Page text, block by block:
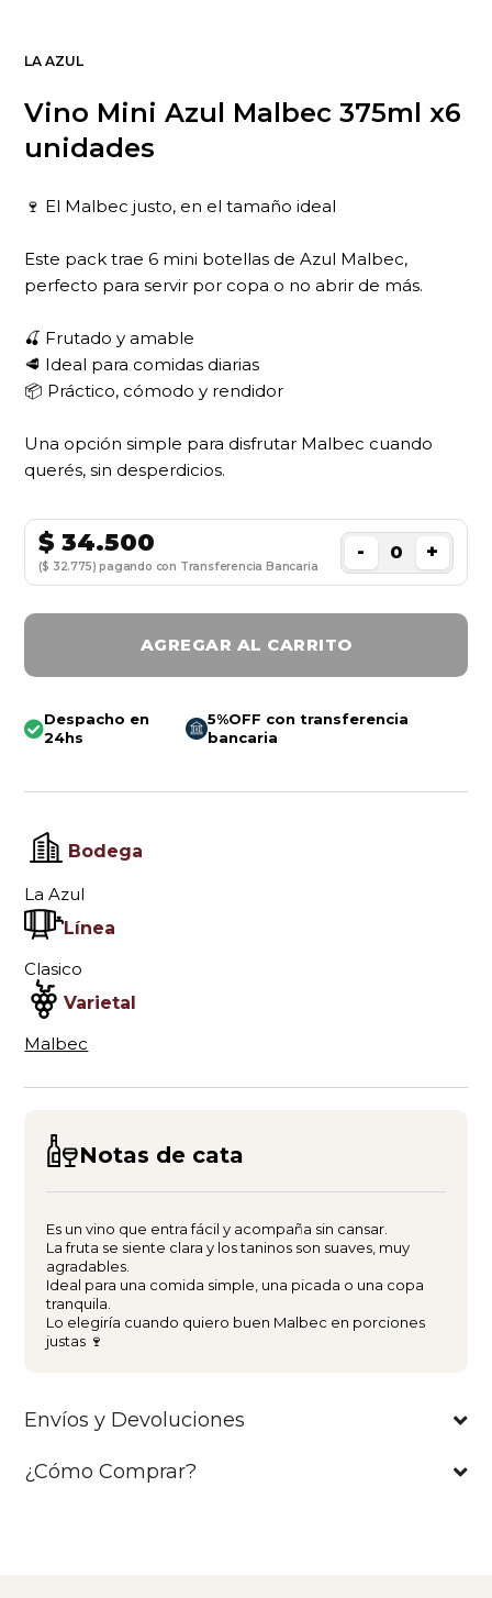
LA AZUL
Vino Mini Azul Malbec 375ml x6
unidades
🍷 El Malbec justo, en el tamaño ideal
Este pack trae 6 mini botellas de Azul Malbec,
perfecto para servir por copa o no abrir de más.
🍒 Frutado y amable
🥩 Ideal para comidas diarias
📦 Práctico, cómodo y rendidor
Una opción simple para disfrutar Malbec cuando
querés, sin desperdicios.
$34.500
($ 32.775) pagando con Transferencia Bancaria
- +
AGREGAR AL CARRITO
Despacho en
24hs
5%OFF con transferencia
bancaria
Bodega
La Azul
Línea
Clasico
Varietal
Malbec
Envíos y Devoluciones
¿Cómo Comprar?
Notas de cata
Es un vino que entra fácil y acompaña sin cansar.
La fruta se siente clara y los taninos son suaves, muy
agradables.
Ideal para una comida simple, una picada o una copa
tranquila.
Lo elegiría cuando quiero buen Malbec en porciones
justas 🍷